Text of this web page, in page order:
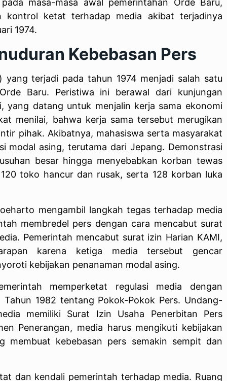
masa-masa awal pemerintahan Orde Baru,
kontrol ketat terhadap media akibat terjadinya
1974.
Kebebasan Pers
yang terjadi pada tahun 1974 menjadi salah satu
Baru. Peristiwa ini berawal dari kunjungan
yang datang untuk menjalin kerja sama ekonomi
menilai, bahwa kerja sama tersebut merugikan
pihak. Akibatnya, mahasiswa serta masyarakat
modal asing, terutama dari Jepang. Demonstrasi
besar hingga menyebabkan korban tewas
toko hancur dan rusak, serta 128 korban luka
mengambil langkah tegas terhadap media
membredel pers dengan cara mencabut surat
Pemerintah mencabut surat izin Harian KAMI,
karena ketiga media tersebut gencar
kebijakan penanaman modal asing.
memperketat regulasi media dengan
1982 tentang Pokok-Pokok Pers. Undang-
memiliki Surat Izin Usaha Penerbitan Pers
Penerangan, media harus mengikuti kebijakan
membuat kebebasan pers semakin sempit dan
dan kendali pemerintah terhadap media. Ruang